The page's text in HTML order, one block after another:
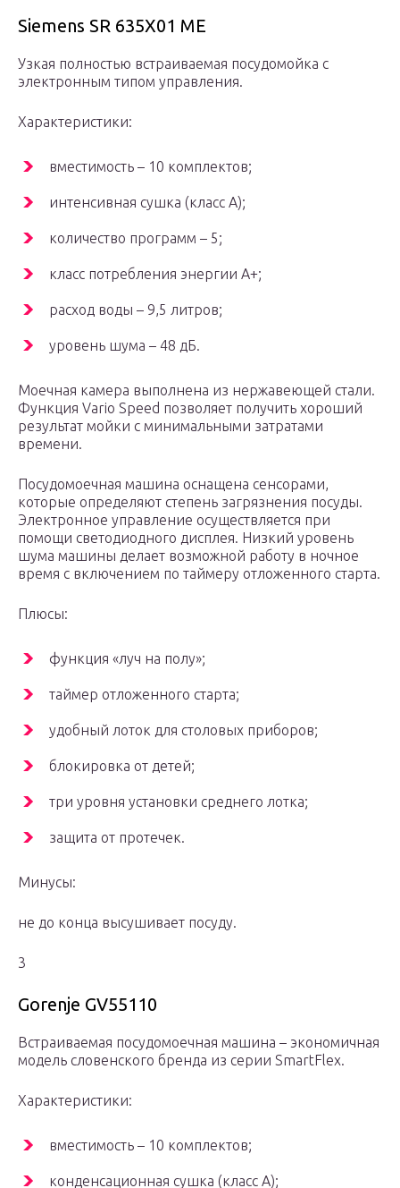
Siemens SR 635X01 ME
Узкая полностью встраиваемая посудомойка с
электронным типом управления.
Характеристики:
вместимость – 10 комплектов;
интенсивная сушка (класс A);
количество программ – 5;
класс потребления энергии A+;
расход воды – 9,5 литров;
уровень шума – 48 дБ.
Моечная камера выполнена из нержавеющей стали.
Функция Vario Speed позволяет получить хороший
результат мойки с минимальными затратами
времени.
Посудомоечная машина оснащена сенсорами,
которые определяют степень загрязнения посуды.
Электронное управление осуществляется при
помощи светодиодного дисплея. Низкий уровень
шума машины делает возможной работу в ночное
время с включением по таймеру отложенного старта.
Плюсы:
функция «луч на полу»;
таймер отложенного старта;
удобный лоток для столовых приборов;
блокировка от детей;
три уровня установки среднего лотка;
защита от протечек.
Минусы:
не до конца высушивает посуду.
3
Gorenje GV55110
Встраиваемая посудомоечная машина – экономичная
модель словенского бренда из серии SmartFlex.
Характеристики:
вместимость – 10 комплектов;
конденсационная сушка (класс A);